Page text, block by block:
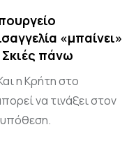
«μπαίνει»
Σκιές πάνω
η Κρήτη στο
να τινάξει στον